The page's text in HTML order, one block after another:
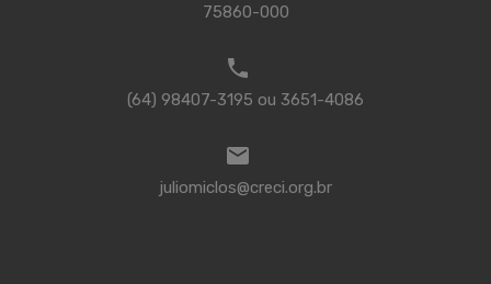
75860-000
(64) 98407-3195 ou 3651-4086
juliomiclos@creci.org.br